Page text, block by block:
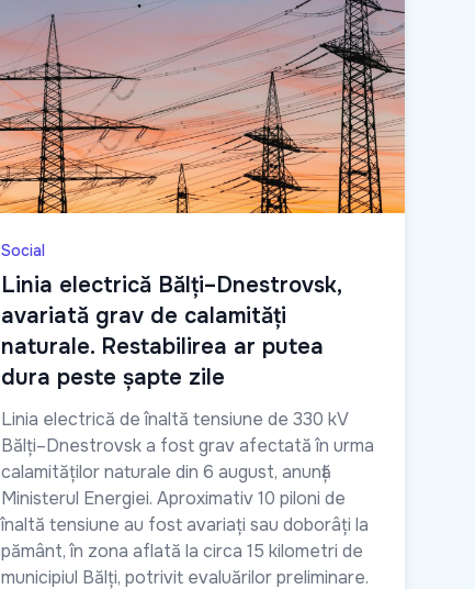
Social
Linia electrică Bălți–Dnestrovsk,
avariată grav de calamități
naturale. Restabilirea ar putea
dura peste șapte zile
Linia electrică de înaltă tensiune de 330 kV
Bălți–Dnestrovsk a fost grav afectată în urma
calamităților naturale din 6 august, anunță
Ministerul Energiei. Aproximativ 10 piloni de
înaltă tensiune au fost avariați sau doborâți la
pământ, în zona aflată la circa 15 kilometri de
municipiul Bălți, potrivit evaluărilor preliminare.